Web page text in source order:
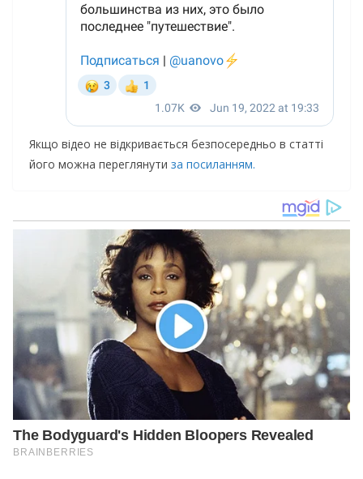
Якщо відео не відкривається безпосередньо в статті
його можна переглянути за посиланням.